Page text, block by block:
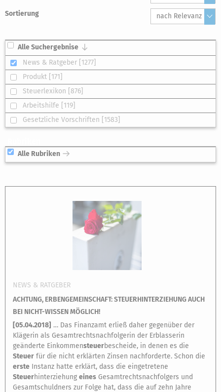
Sortierung nach Relevanz
Alle Suchergebnise
News & Ratgeber [1277]
Produkt [171]
Steuerlexikon [876]
Arbeitshilfe [119]
Gesetzliche Vorschriften [1583]
Alle Rubriken
NEWS & RATGEBER
ACHTUNG, ERBENGEMEINSCHAFT: STEUERHINTERZIEHUNG AUCH
BEI NICHT-WISSEN MÖGLICH!
[05.04.2018] … Das Finanzamt erließ daher gegenüber der
Klägerin als Gesamtrechtsnachfolgerin der Erblasserin
geänderte Einkommensteuerbescheide, in denen es die
Steuer für die nicht erklärten Zinsen nachforderte. Schon die
erste Instanz hatte erklärt, dass die eingetretene
Steuerhinterziehung eines Gesamtrechtsnachfolgers und
Gesamtschuldners zur Folge hat, dass die auf zehn Jahre